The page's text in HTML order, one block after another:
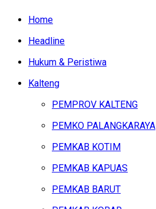
Home
Headline
Hukum & Peristiwa
Kalteng
PEMPROV KALTENG
PEMKO PALANGKARAYA
PEMKAB KOTIM
PEMKAB KAPUAS
PEMKAB BARUT